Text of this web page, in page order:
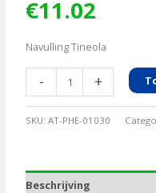
€11.02
Navulling Tineola
-
Tineola(kleermotten)
+
SKU:AT-PHE-01030
Beschrijving